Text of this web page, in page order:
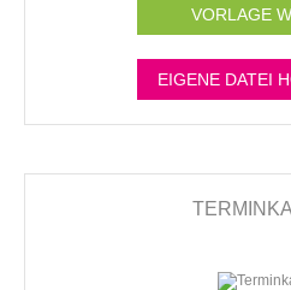
VORLAGE
EIGENE DATEI